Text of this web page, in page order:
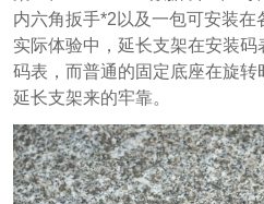
内六角扳手*2以及一包可安装在
实际体验中，延长支架在安装
码表，而普通的固定底座在旋
延长支架来的牢靠。